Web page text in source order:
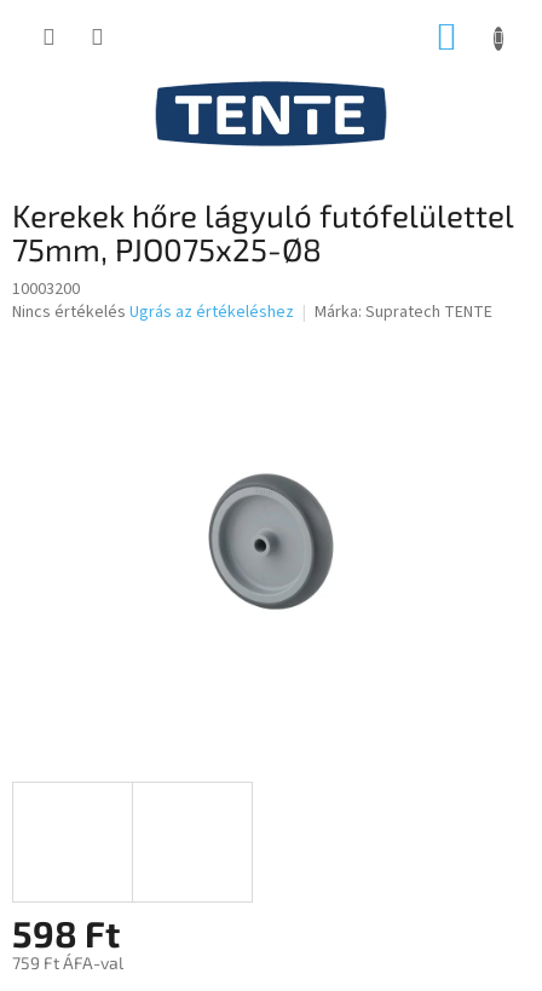
KOSÁR
Kerekek hőre lágyuló futófelülettel
75mm, PJO075x25-Ø8
10003200
A
Nincs értékelés Ugrás az értékeléshez Márka: Supratech TENTE
598 Ft
759 Ft ÁFA-val